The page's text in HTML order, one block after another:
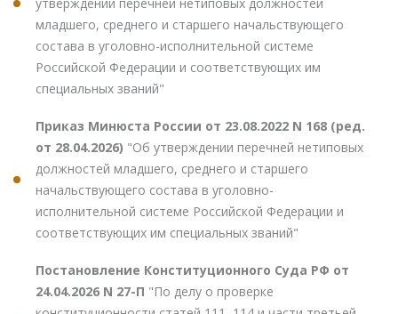
младшего, среднего и старшего начальствующего
состава в уголовно-исполнительной системе
Российской Федерации и соответствующих им
специальных званий"
Приказ Минюста России от 23.08.2022 N 168 (ред.
от 28.04.2026) "Об утверждении перечней нетиповых
должностей младшего, среднего и старшего
начальствующего состава в уголовно-
исполнительной системе Российской Федерации и
соответствующих им специальных званий"
Постановление Конституционного Суда РФ от
24.04.2026 N 27-П "По делу о проверке